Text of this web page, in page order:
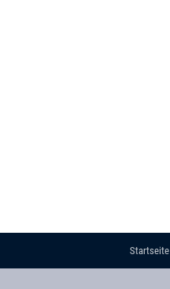
Startseite